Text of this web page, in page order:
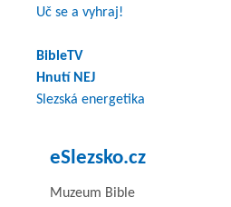
Uč se a vyhraj!
BibleTV
Hnutí NEJ
Slezská energetika
eSlezsko.cz
Muzeum Bible